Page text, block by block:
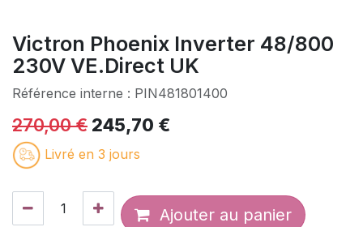
Victron Phoenix Inverter 48/800
230V VE.Direct UK
Référence interne : PIN481801400
270,00€ 245,70 €
Livré en 3 jours
Ajouter au panier